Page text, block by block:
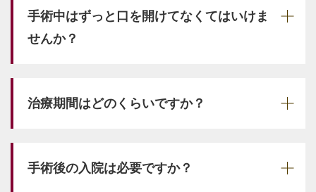
手術中はずっと口を開けてなくてはいけま
せんか？
治療期間はどのくらいですか？
手術後の入院は必要ですか？